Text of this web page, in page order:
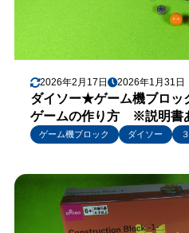
2026年2月17日 2026年1月31日
ダイソー★ゲーム機ブロッ
ゲームの作り方 ※説明書
ゲーム機ブロック ダイソー